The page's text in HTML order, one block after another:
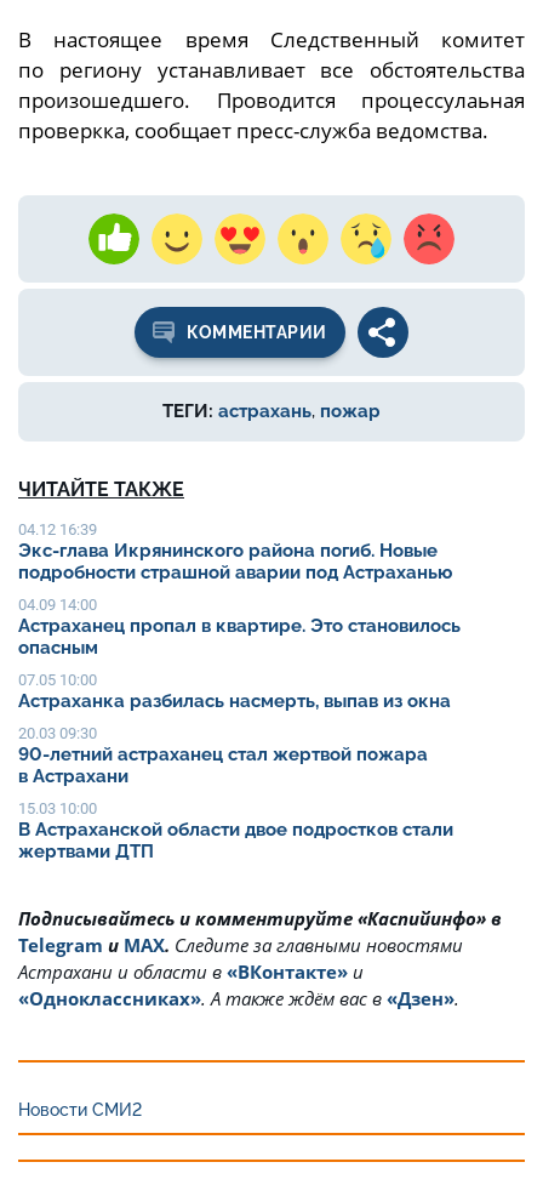
В настоящее время Следственный комитет
по региону устанавливает все обстоятельства
произошедшего. Проводится процессулаьная
проверкка, сообщает пресс-служба ведомства.
КОММЕНТАРИИ
ТЕГИ: астрахань, пожар
ЧИТАЙТЕ ТАКЖЕ
04.12 16:39
Экс-глава Икрянинского района погиб. Новые
подробности страшной аварии под Астраханью
04.09 14:00
Астраханец пропал в квартире. Это становилось
опасным
07.05 10:00
Астраханка разбилась насмерть, выпав из окна
20.03 09:30
90-летний астраханец стал жертвой пожара
в Астрахани
15.03 10:00
В Астраханской области двое подростков стали
жертвами ДТП
Подписывайтесь и комментируйте «Каспийинфо» в
Telegram и MAX. Cледите за главными новостями
Астрахани и области в «ВКонтакте» и
«Одноклассниках». А также ждём вас в «Дзен».
Новости СМИ2